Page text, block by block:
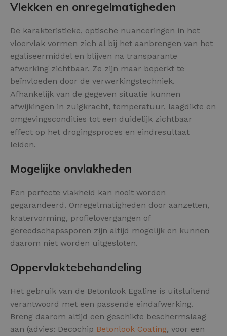
Vlekken en onregelmatigheden
De karakteristieke, optische nuanceringen in het
vloervlak vormen zich al bij het aanbrengen van het
egaliseermiddel en blijven na transparante
afwerking zichtbaar. Ze zijn maar beperkt te
beïnvloeden door de verwerkingstechniek.
Afhankelijk van de gegeven situatie kunnen
afwijkingen in zuigkracht, temperatuur, laagdikte en
omgevingscondities tot een duidelijk zichtbaar
effect op het drogingsproces en eindresultaat
leiden.
Mogelijke onvlakheden
Een perfecte vlakheid kan nooit worden
gegarandeerd. Onregelmatigheden door aanzetten,
kratervorming, profielovergangen of
gereedschapssporen zijn altijd mogelijk en kunnen
daarom niet worden uitgesloten.
Oppervlaktebehandeling
Het gebruik van de Betonlook Egaline is uitsluitend
verantwoord met een passende eindafwerking.
Breng daarom altijd een geschikte beschermslaag
aan (advies: Decochip Betonlook Coating, voor een